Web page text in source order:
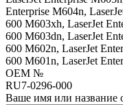
Enterprise M604n,
600 M603xh, LaserJet
600 M603dn, LaserJet
600 M602n, LaserJet
600 M601n, LaserJet
OEM №
RU7-0296-000
Ваше имя или название